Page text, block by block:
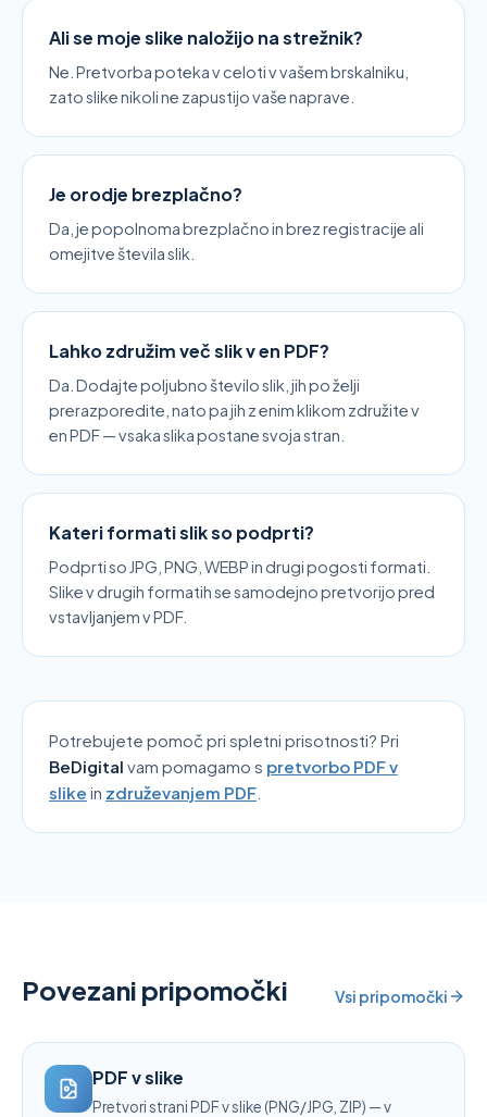
Ali se moje slike naložijo na strežnik?
Ne. Pretvorba poteka v celoti v vašem brskalniku,
zato slike nikoli ne zapustijo vaše naprave.
Je orodje brezplačno?
Da, je popolnoma brezplačno in brez registracije ali
omejitve števila slik.
Lahko združim več slik v en PDF?
Da. Dodajte poljubno število slik, jih po želji
prerazporedite, nato pa jih z enim klikom združite v
en PDF — vsaka slika postane svoja stran.
Kateri formati slik so podprti?
Podprti so JPG, PNG, WEBP in drugi pogosti formati.
Slike v drugih formatih se samodejno pretvorijo pred
vstavljanjem v PDF.
Potrebujete pomoč pri spletni prisotnosti? Pri
BeDigital vam pomagamo s pretvorbo PDF v
slike in združevanjem PDF
Povezani pripomočki Vsi pripomočki
PDF v slike
Pretvori strani PDF v slike (PNG/JPG, ZIP) — v